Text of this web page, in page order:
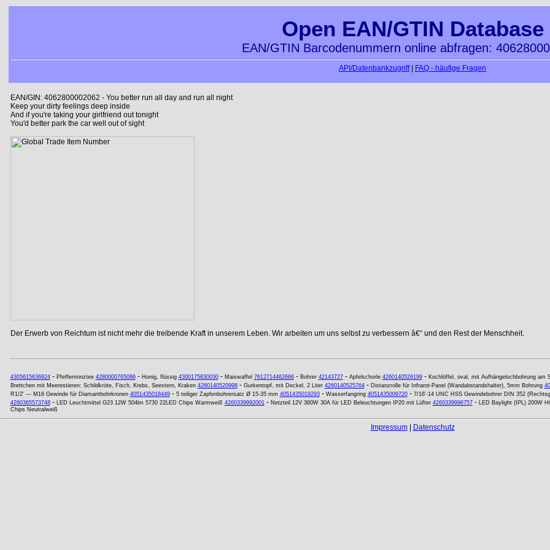
Open EAN/GTIN Database
EAN/GTIN Barcodenummern online abfragen:
API/Datenbankzugriff| FAQ - häufige Fragen
EAN/GIN: 4062800002062 - You better run all day and run all night
Keep your dirty feelings deep inside
And if you're taking your girlfriend out tonight
You'd better park the car well out of sight
Der Erwerb von Reichtum ist nicht mehr die treibende Kraft in unserem Leben. Wir arbeiten um uns selbst zu verbessern â€“ und den Rest der Menschheit.
4305615636924- Pfefferminztee 4280000765086- Honig, flüssig 4300175630030- Maiswaffel 7612714462666- Bohrer 42143727- Apfelschorle 4260140529199- Kochlöffel, oval, mit Aufhängelochbohrung am
Brettchen mit Meerestieren: Schildkröte, Fisch, Krebs, Seestern, Kraken 4260140520998- Gurkentopf, mit Deckel, 2 Liter 4260140525764- Distanzrolle für Infrarot-Panel (Wandabstandshalter), 5mm Bohrung
R1/2' --- M16 Gewinde für Diamantbohrkronen 4051435018449- 5 teiliger Zapfenbohrersatz Ø 15-35 mm 4051435019293- Wasserfangring 4051435009720- 7/16'-14 UNC HSS Gewindebohrer DIN 352
4260365573748- LED Leuchtmittel G23 12W 504lm 5730 22LED Chips Warmweiß 4260339992001- Netzteil 12V 360W 30A für LED Beleuchtungen IP20 mit Lüfter 4260339996757- LED Baylight (IPL) 200W
Chips Neutralweiß
Impressum| Datenschutz